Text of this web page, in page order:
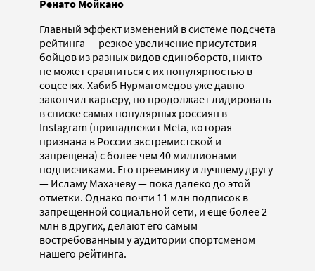
Ренато Мойкано
Главный эффект изменений в системе подсчета
рейтинга — резкое увеличение присутствия
бойцов из разных видов единоборств, никто
не может сравниться с их популярностью в
соцсетях. Хабиб Нурмагомедов уже давно
закончил карьеру, но продолжает лидировать
в списке самых популярных россиян в
Instagram (принадлежит Meta, которая
признана в России экстремистской и
запрещена) с более чем 40 миллионами
подписчиками. Его преемнику и лучшему другу
— Исламу Махачеву — пока далеко до этой
отметки. Однако почти 11 млн подписок в
запрещенной социальной сети, и еще более 2
млн в других, делают его самым
востребованным у аудитории спортсменом
нашего рейтинга.